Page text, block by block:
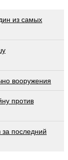
из самых
вооружения
против
за последний